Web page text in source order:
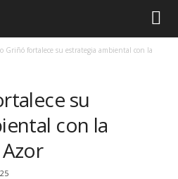
Griñó fortalece su estrategia ambiental con la
su
con la